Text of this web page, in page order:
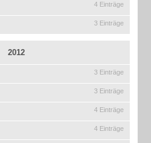
4 Einträge
3 Einträge
2012
3 Einträge
3 Einträge
4 Einträge
4 Einträge